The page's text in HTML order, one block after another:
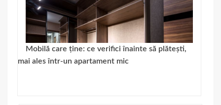
Mobilă care ține: ce verifici înainte să plătești,
mai ales într-un apartament mic